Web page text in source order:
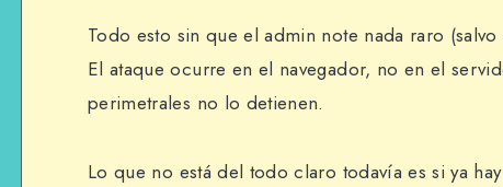
Todo esto sin que el admin note nada raro
El ataque ocurre en el navegador, no en el
perimetrales no lo detienen.
Lo que no está del todo claro todavía es si ya